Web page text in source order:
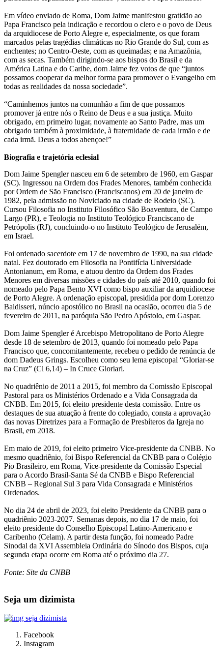
Em vídeo enviado de Roma, Dom Jaime manifestou gratidão ao
Papa Francisco pela indicação e recordou o clero e o povo de Deus
da arquidiocese de Porto Alegre e, especialmente, os que foram
marcados pelas tragédias climáticas no Rio Grande do Sul, com as
enchentes; no Centro-Oeste, com as queimadas; e na Amazônia,
com as secas. Também dirigindo-se aos bispos do Brasil e da
América Latina e do Caribe, dom Jaime fez votos de que “juntos
possamos cooperar da melhor forma para promover o Evangelho em
todas as realidades da nossa sociedade”.
“Caminhemos juntos na comunhão a fim de que possamos
promover já entre nós o Reino de Deus e a sua justiça. Muito
obrigado, em primeiro lugar, novamente ao Santo Padre, mas um
obrigado também à proximidade, à fraternidade de cada irmão e de
cada irmã. Deus a todos abençoe!”
Biografia e trajetória eclesial
Dom Jaime Spengler nasceu em 6 de setembro de 1960, em Gaspar
(SC). Ingressou na Ordem dos Frades Menores, também conhecida
por Ordem de São Francisco (Franciscanos) em 20 de janeiro de
1982, pela admissão no Noviciado na cidade de Rodeio (SC).
Cursou Filosofia no Instituto Filosófico São Boaventura, de Campo
Largo (PR), e Teologia no Instituto Teológico Franciscano de
Petrópolis (RJ), concluindo-o no Instituto Teológico de Jerusalém,
em Israel.
Foi ordenado sacerdote em 17 de novembro de 1990, na sua cidade
natal. Fez doutorado em Filosofia na Pontifícia Universidade
Antonianum, em Roma, e atuou dentro da Ordem dos Frades
Menores em diversas missões e cidades do país até 2010, quando foi
nomeado pelo Papa Bento XVI como bispo auxiliar da arquidiocese
de Porto Alegre. A ordenação episcopal, presidida por dom Lorenzo
Baldisseri, núncio apostólico no Brasil na ocasião, ocorreu dia 5 de
fevereiro de 2011, na paróquia São Pedro Apóstolo, em Gaspar.
Dom Jaime Spengler é Arcebispo Metropolitano de Porto Alegre
desde 18 de setembro de 2013, quando foi nomeado pelo Papa
Francisco que, concomitantemente, recebeu o pedido de renúncia de
dom Dadeus Grings. Escolheu como seu lema episcopal “Gloriar-se
na Cruz” (Cl 6,14) – In Cruce Gloriari.
No quadriênio de 2011 a 2015, foi membro da Comissão Episcopal
Pastoral para os Ministérios Ordenado e a Vida Consagrada da
CNBB. Em 2015, foi eleito presidente desta comissão. Entre os
destaques de sua atuação à frente do colegiado, consta a aprovação
das novas Diretrizes para a Formação de Presbíteros da Igreja no
Brasil, em 2018.
Em maio de 2019, foi eleito primeiro Vice-presidente da CNBB. No
mesmo quadriênio, foi Bispo Referencial da CNBB para o Colégio
Pio Brasileiro, em Roma, Vice-presidente da Comissão Especial
para o Acordo Brasil-Santa Sé da CNBB e Bispo Referencial
CNBB – Regional Sul 3 para Vida Consagrada e Ministérios
Ordenados.
No dia 24 de abril de 2023, foi eleito Presidente da CNBB para o
quadriênio 2023-2027. Semanas depois, no dia 17 de maio, foi
eleito presidente do Conselho Episcopal Latino-Americano e
Caribenho (Celam). A partir desta função, foi nomeado Padre
Sinodal da XVI Assembleia Ordinária do Sínodo dos Bispos, cuja
segunda etapa ocorre em Roma até o próximo dia 27.
Fonte: Site da CNBB
Seja um dizimista
Facebook
Instagram